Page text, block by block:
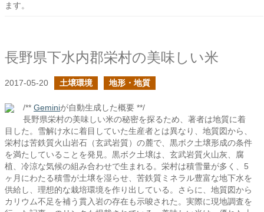
ます。
長野県下水内郡栄村の美味しい米
2017-05-20 土壌環境 地形・地質
/** Geminiが自動生成した概要 **/
長野県栄村の美味しい米の秘密を探るため、著者は地質に着
目した。雪解け水に着目していた生産者とは異なり、地質図から、
栄村は苦鉄質火山岩石（玄武岩質）の麓で、黒ボク土壌形成の条件
を満たしていることを発見。黒ボク土壌は、玄武岩質火山灰、腐
植、冷涼な気候の組み合わせで生まれる。栄村は積雪量が多く、5
ヶ月にわたる積雪が土壌を湿らせ、苦鉄質ミネラル豊富な地下水を
供給し、理想的な栽培環境を作り出している。さらに、地質図から
カリウム不足を補う貫入岩の存在も示唆された。実際に現地調査を